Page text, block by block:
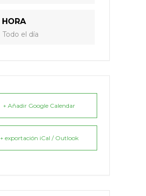
HORA
Todo el día
+ Añadir Google Calendar
+ exportación iCal / Outlook